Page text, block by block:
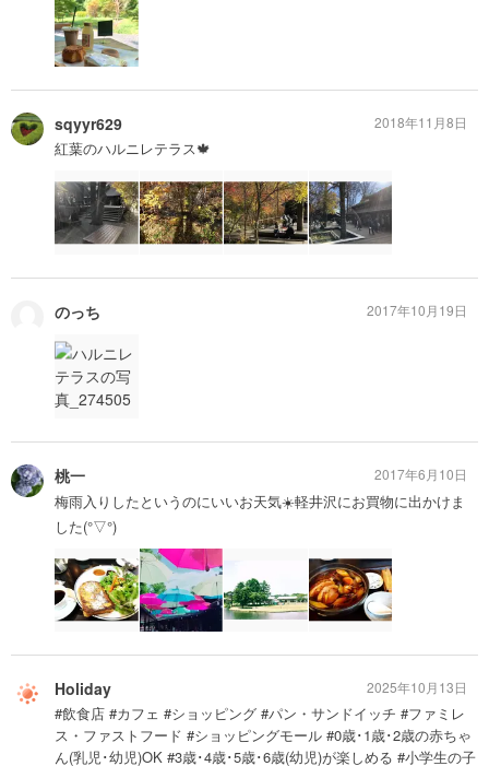
sqyyr629
紅葉のハルニレテラス🍁
2018年11月8日
のっち 2017年10月19日
桃一
梅雨入りしたというのにいいお天気☀️軽井沢にお買物に出かけま
した(°▽°)
2017年6月10日
Holiday
#飲食店 #カフェ #ショッピング #パン・サンドイッチ #ファミレ
ス・ファストフード #ショッピングモール #0歳･1歳･2歳の赤ちゃ
ん(乳児･幼児)OK #3歳･4歳･5歳･6歳(幼児)が楽しめる #小学生の子
2025年10月13日